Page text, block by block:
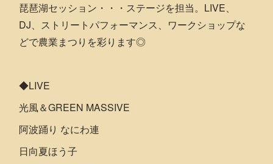
琵琶湖セッション・・・ステージを担当。LIVE、
DJ、ストリートパフォーマンス、ワークショップな
どで農業まつりを彩ります◎
◆LIVE
光風＆GREEN MASSIVE
阿波踊り なにわ連
日向夏ほう子